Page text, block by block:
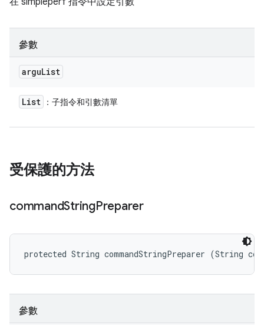
參數
arguList
List ：子指令和引數清單
受保護的方法
commandStringPreparer
protected String commandStringPreparer (String
參數